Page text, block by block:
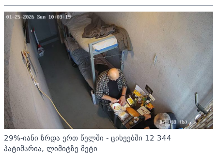
29%-იანი ზრდა ერთ წელში - ციხეებში 12 344
პატიმარია, ლიმიტზე მეტი